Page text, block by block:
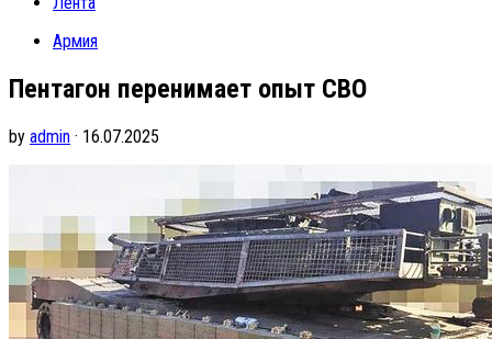
Армия
Пентагон перенимает опыт СВО
by admin · 16.07.2025